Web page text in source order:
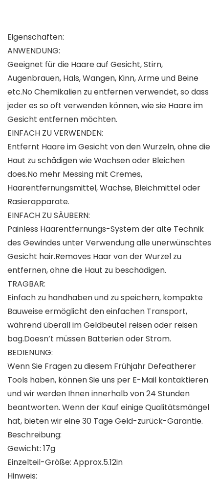
Eigenschaften:
ANWENDUNG:
Geeignet für die Haare auf Gesicht, Stirn,
Augenbrauen, Hals, Wangen, Kinn, Arme und Beine
etc.No Chemikalien zu entfernen verwendet, so dass
jeder es so oft verwenden können, wie sie Haare im
Gesicht entfernen möchten.
EINFACH ZU VERWENDEN:
Entfernt Haare im Gesicht von den Wurzeln, ohne die
Haut zu schädigen wie Wachsen oder Bleichen
does.No mehr Messing mit Cremes,
Haarentfernungsmittel, Wachse, Bleichmittel oder
Rasierapparate.
EINFACH ZU SÄUBERN:
Painless Haarentfernungs-System der alte Technik
des Gewindes unter Verwendung alle unerwünschtes
Gesicht hair.Removes Haar von der Wurzel zu
entfernen, ohne die Haut zu beschädigen.
TRAGBAR:
Einfach zu handhaben und zu speichern, kompakte
Bauweise ermöglicht den einfachen Transport,
während überall im Geldbeutel reisen oder reisen
bag.Doesn’t müssen Batterien oder Strom.
BEDIENUNG:
Wenn Sie Fragen zu diesem Frühjahr Defeatherer
Tools haben, können Sie uns per E-Mail kontaktieren
und wir werden Ihnen innerhalb von 24 Stunden
beantworten. Wenn der Kauf einige Qualitätsmängel
hat, bieten wir eine 30 Tage Geld-zurück-Garantie.
Beschreibung:
Gewicht: 17g
Einzelteil-Größe: Approx.5.12in
Hinweis: